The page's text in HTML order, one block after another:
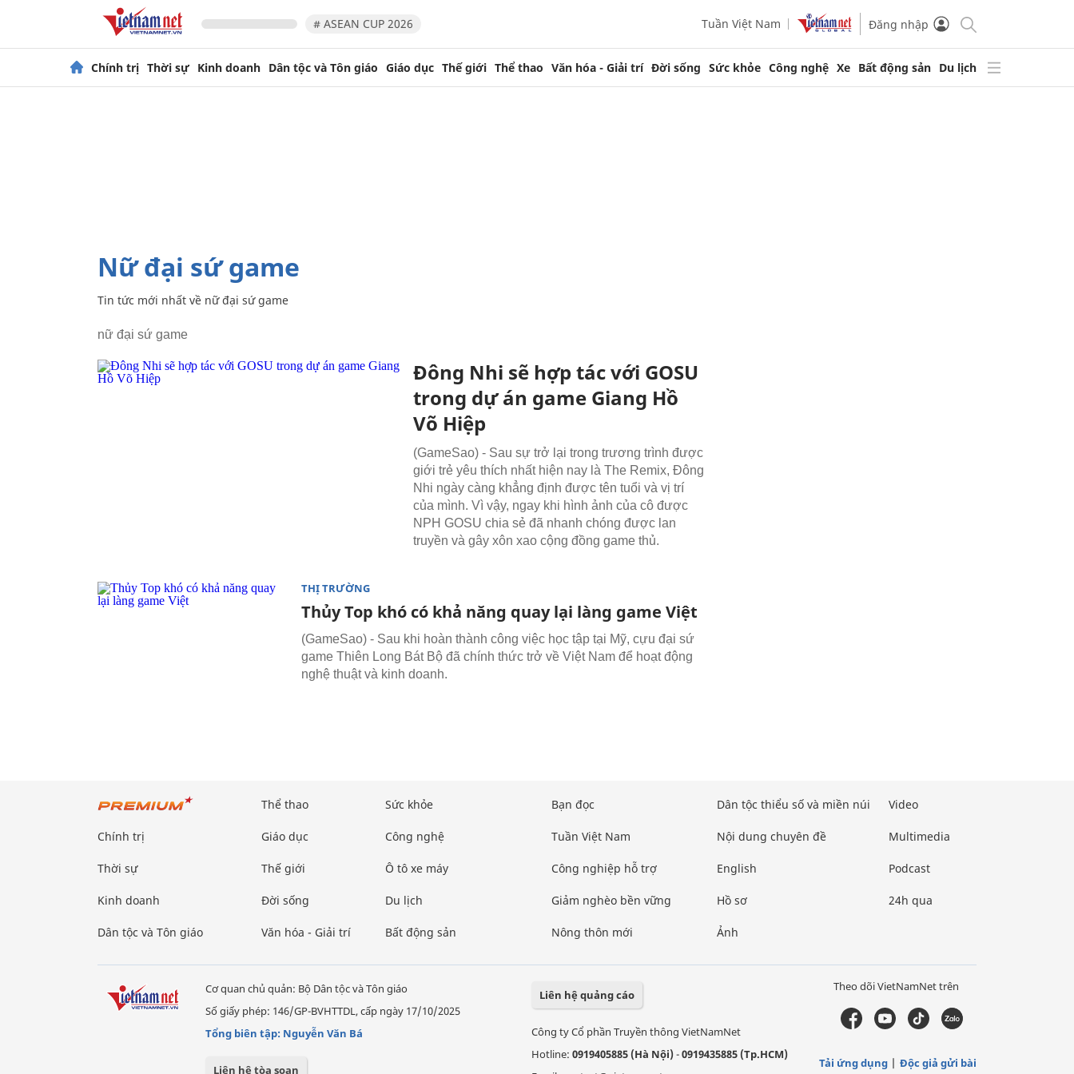
# ASEAN CUP 2026 Tuần Việt Nam Đăng nhập
Chính trị Thời sự Kinh doanh Dân tộc và Tôn giáo Giáo dục Thế giới Thể thao Văn hóa - Giải trí Đời sống Sức khỏe Công nghệ Xe Bất động sản Du lịch
nữ đại sứ game
Tin tức mới nhất về nữ đại sứ game
nữ đại sứ game
Đông Nhi sẽ hợp tác với GOSU
trong dự án game Giang Hồ
Võ Hiệp
(GameSao) - Sau sự trở lại trong trương trình được
giới trẻ yêu thích nhất hiện nay là The Remix, Đông
Nhi ngày càng khẳng định được tên tuổi và vị trí
của mình. Vì vậy, ngay khi hình ảnh của cô được
NPH GOSU chia sẻ đã nhanh chóng được lan
truyền và gây xôn xao cộng đồng game thủ.
THỊ TRƯỜNG
Thủy Top khó có khả năng quay lại làng game Việt
(GameSao) - Sau khi hoàn thành công việc học tập tại Mỹ, cựu đại sứ
game Thiên Long Bát Bộ đã chính thức trở về Việt Nam để hoạt động
nghệ thuật và kinh doanh.
Chính trị
Thời sự
Kinh doanh
Dân tộc và Tôn giáo
Thể thao
Giáo dục
Thế giới
Đời sống
Văn hóa - Giải trí
Sức khỏe
Công nghệ
Ô tô xe máy
Du lịch
Bất động sản
Bạn đọc
Tuần Việt Nam
Công nghiệp hỗ trợ
Giảm nghèo bền vững
Nông thôn mới
Dân tộc thiểu số và miền núi
Nội dung chuyên đề
English
Hồ sơ
Ảnh
Video
Multimedia
Podcast
24h qua
Cơ quan chủ quản: Bộ Dân tộc và Tôn giáo
Số giấy phép: 146/GP-BVHTTDL, cấp ngày 17/10/2025
Tổng biên tập: Nguyễn Văn Bá
Liên hệ tòa soạn
Liên hệ quảng cáo
Công ty Cổ phần Truyền thông VietNamNet
Hotline: 0919405885 (Hà Nội)-0919435885 (Tp.HCM)
Theo dõi VietNamNet trên
Tải ứng dụng Độc giả gửi bài